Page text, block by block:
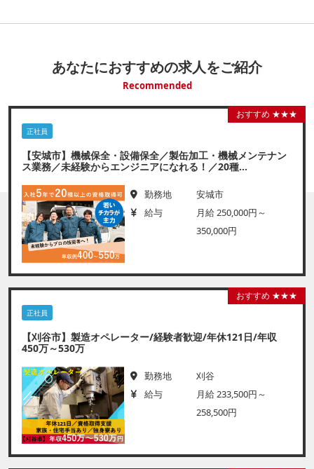
あなたにおすすめの求人をご紹介
Recommended
おすすめ ★★★
正社員
【安城市】機械保全・設備保全／製缶加工・機械メンテナン
ス業務／未経験からエンジニアになれる！／20種...
勤務地
安城市
給与
月給 250,000円～
350,000円
おすすめ ★★★
正社員
【刈谷市】製造オペレーター/経験者歓迎/年休121日/年収
450万～530万
勤務地
刈谷
給与
月給 233,500円～
258,500円